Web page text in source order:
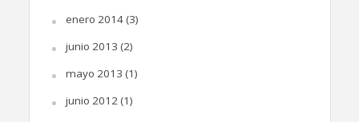
enero 2014(3)
junio 2013 (2)
mayo 2013 (1)
junio 2012 (1)